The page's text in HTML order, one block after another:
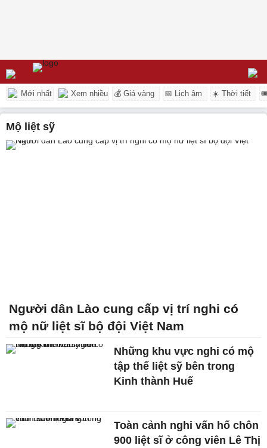
Mới nhất Xem nhiều 💰 Giá vàng 📅 Lịch âm ☀️ Thời tiết
mộ liệt sỹ
Người dân Lào cung cấp vị trí nghi có
mộ nữ liệt sĩ bộ đội Việt Nam
Những khu vực nghi có mộ
tập thể liệt sỹ bên trong
Kinh thành Huế
Toàn cảnh nghi vấn hố chôn
900 liệt sĩ ở công viên Lê Thị